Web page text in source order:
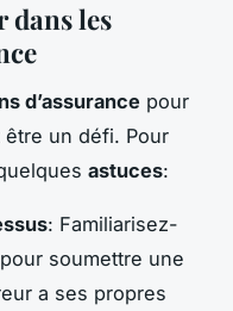
dans les
d’assurance pour
être un défi. Pour
astuces:
: Familiarisez-
soumettre une
a ses propres